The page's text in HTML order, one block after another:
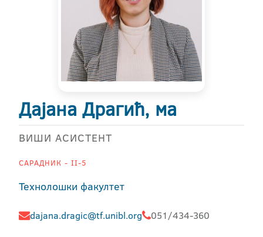
Дајана Драгић, ма
ВИШИ АСИСТЕНТ
САРАДНИК - II-5
Технолошки факултет
dajana.dragic@tf.unibl.org 051/434-360